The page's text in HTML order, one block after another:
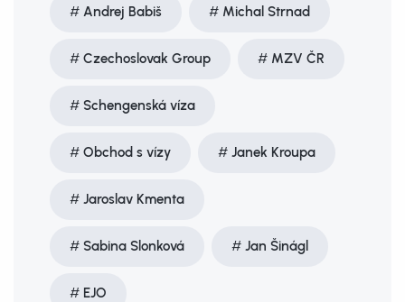
Andrej Babiš Michal Strnad
Czechoslovak Group MZV ČR
Schengenská víza
Obchod s vízy Janek Kroupa
Jaroslav Kmenta
Sabina Slonková Jan Šinágl
EJO